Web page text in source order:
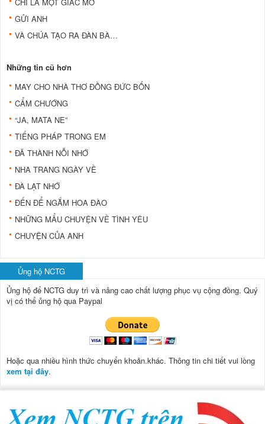
GỬI ANH
VÀ CHÚA TẠO RA ĐÀN BÀ…
Những tin cũ hơn
MAY CHO NHÀ THƠ ĐỒNG ĐỨC BỐN
CẨM CHƯỚNG
“JA, MATA NE”
TIẾNG PHÁP TRONG EM
ĐÃ THÀNH NỖI NHỚ
NHA TRANG NGÀY VỀ
ĐÀ LẠT NHỚ
ÐẾN ÐỂ NGẮM HOA ÐÀO
NHỮNG MẨU CHUYỆN VỀ TÌNH YÊU
CHUYỆN CỦA ANH
Ủng hộ NCTG
Ủng hộ để NCTG duy trì và nâng cao chất lượng phục vụ cộng đồng. Quý
vị có thể ủng hộ qua Paypal
Hoặc qua nhiều hình thức chuyển khoản.khác. Thông tin chi tiết vui lòng
xem tại đây.